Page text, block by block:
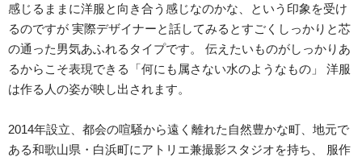
感じるままに洋服と向き合う感じなのかな、という印象を受け
るのですが 実際デザイナーと話してみるとすごくしっかりと芯
の通った男気あふれるタイプです。 伝えたいものがしっかりあ
るからこそ表現できる「何にも属さない水のようなもの」 洋服
は作る人の姿が映し出されます。
2014年設立、都会の喧騒から遠く離れた自然豊かな町、地元で
ある和歌山県・白浜町にアトリエ兼撮影スタジオを持ち、 服作